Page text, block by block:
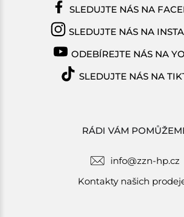
RÁDI VÁM
info@zzn-hp.cz
Kontakty našich
SLEDUJTE NÁS NA
SLEDUJTE NÁS NA
ODEBÍREJTE NÁS NA
SLEDUJTE NÁS NA